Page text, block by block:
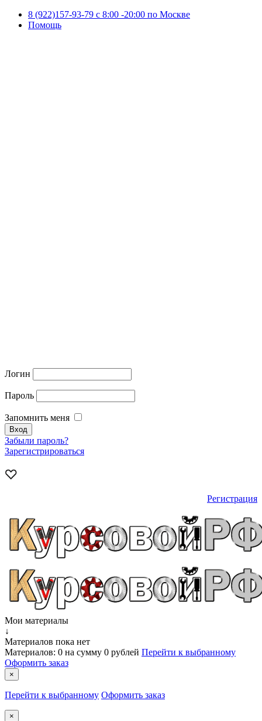
8 (922)157-93-79 c 8:00 -20:00 по Москве
Помощь
Логин
Пароль
Запомнить меня
Забыли пароль?
Зарегистрироваться
Регистрация
Мои материалы
↓
Материалов пока нет
Материалов: 0 на сумму 0 рублей Перейти к выбранному
Оформить заказ
×
Перейти к выбранному Оформить заказ
×